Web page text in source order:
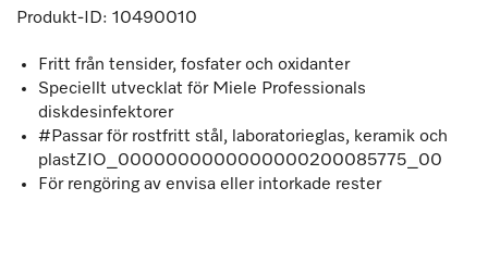
Produkt-ID: 10490010
Fritt från tensider, fosfater och oxidanter
Speciellt utvecklat för Miele Professionals
diskdesinfektorer
#Passar för rostfritt stål, laboratorieglas, keramik och
plastZIO_0000000000000000200085775_00
För rengöring av envisa eller intorkade rester